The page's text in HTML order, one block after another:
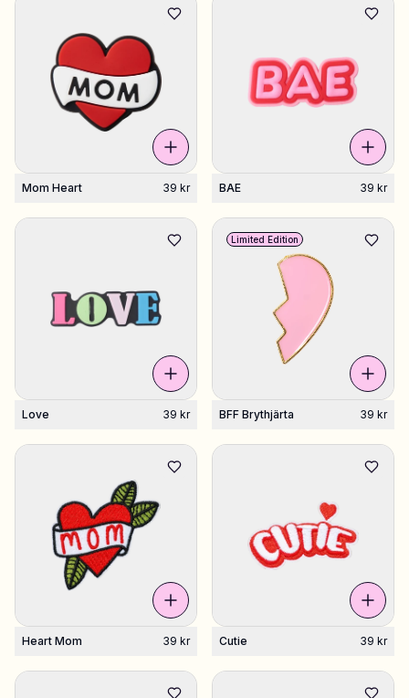
Mom Heart 39 kr BAE 39 kr
Love 39 kr BFF Brythjärta 39 kr
Limited Edition
Heart Mom 39 kr Cutie 39 kr